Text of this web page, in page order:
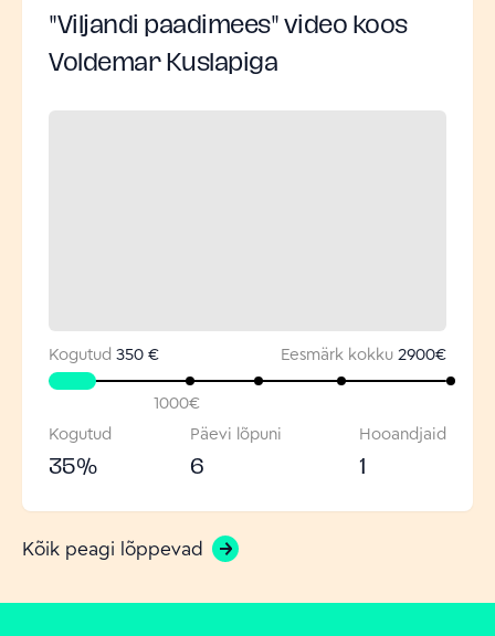
"Viljandi paadimees" video koos
Voldemar Kuslapiga
Kogutud 350 € Eesmärk kokku 2900€
1000€
Kogutud
35%
Päevi lõpuni
6
Hooandjaid
1
Kõik peagi lõppevad